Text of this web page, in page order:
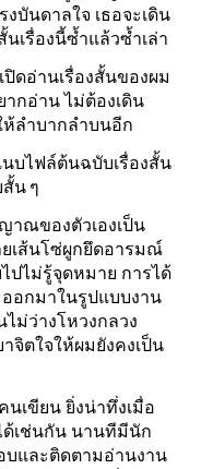
บันดาลใจ เธอจะเดิน
เรื่องนี้ซ้ำแล้วซ้ำเล่า
ปิดอ่านเรื่องสั้นของผม
กอ่าน ไม่ต้องเดิน
ลำบากลำบนอีก
บไฟล์ต้นฉบับเรื่องสั้น
น ๆ
าณของตัวเองเป็น
เส้นโซ่ผูกยึดอารมณ์
ปไม่รู้จุดหมาย การได้
ออกมาในรูปแบบงาน
ม่ว่างโหวงกลวง
จิตใจให้ผมยังคงเป็น
เขียน ยิ่งน่าทึ่งเมื่อ
ด้เช่นกัน นานทีมีนัก
บและติดตามอ่านงาน